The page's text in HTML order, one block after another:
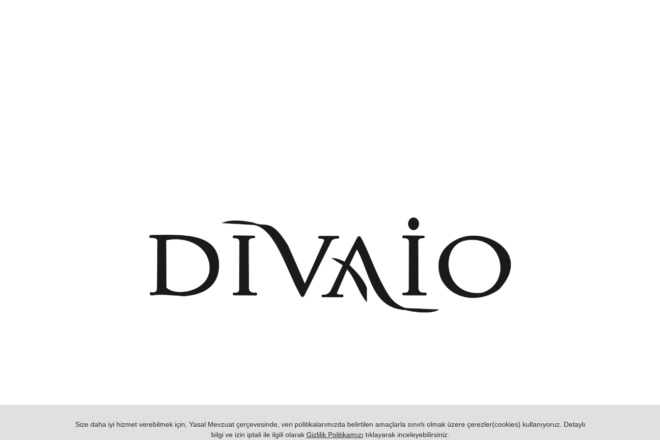
Size daha iyi hizmet verebilmek için, Yasal Mevzuat çerçevesinde, veri politikalarımızda belirtilen amaçlarla sınırlı olmak üzere çerezler(cookies) kullanıyoruz. Detaylı
bilgi ve izin iptali ile ilgili olarak Gizlilik Politikamızı tıklayarak inceleyebilirsiniz.